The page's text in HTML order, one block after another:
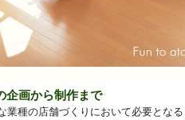
企画から制作まで
業種の店舗づくりにおいて必要となる